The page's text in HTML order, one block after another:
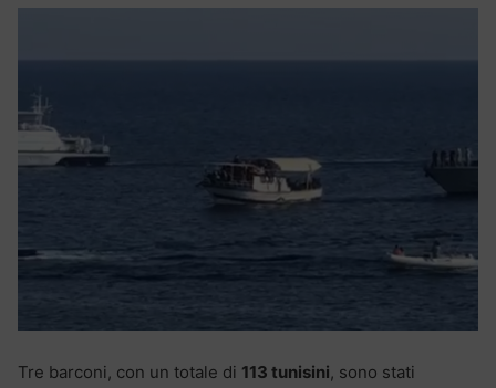
Tre barconi, con un totale di 113 tunisini, sono stati